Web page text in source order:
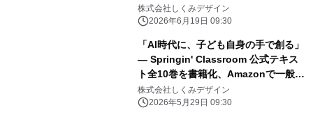
定
株式会社しくみデザイン
2026年6月19日 09:30
「AI時代に、子ども自身の手で創る」
― Springin' Classroom 公式テキス
ト全10巻を書籍化、Amazonで一般販
売を開始
株式会社しくみデザイン
2026年5月29日 09:30